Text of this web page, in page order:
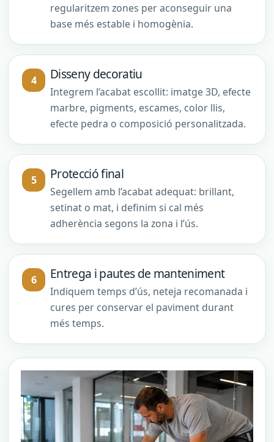
regularitzem zones per aconseguir una
base més estable i homogènia.
Disseny decoratiu
Integrem l’acabat escollit: imatge 3D, efecte
marbre, pigments, escames, color llis,
efecte pedra o composició personalitzada.
Protecció final
Segellem amb l’acabat adequat: brillant,
setinat o mat, i definim si cal més
adherència segons la zona i l’ús.
Entrega i pautes de manteniment
Indiquem temps d’ús, neteja recomanada i
cures per conservar el paviment durant
més temps.